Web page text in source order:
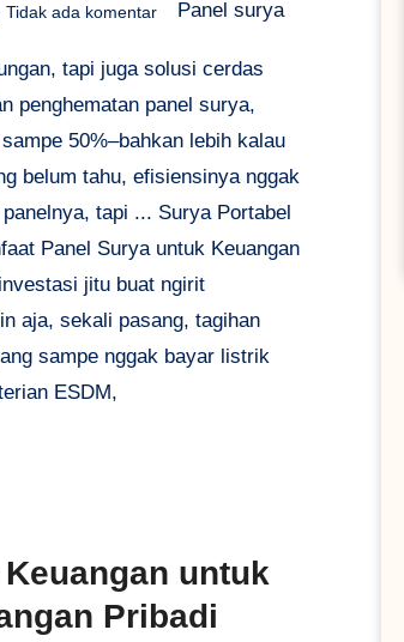
Tidak ada komentar Panel surya
tapi juga solusi cerdas
penghematan panel surya,
50%–bahkan lebih kalau
belum tahu, efisiensinya nggak
tapi ... Surya Portabel
Panel Surya untuk Keuangan
jitu buat ngirit
aja, sekali pasang, tagihan
sampe nggak bayar listrik
ESDM,
untuk
Pribadi